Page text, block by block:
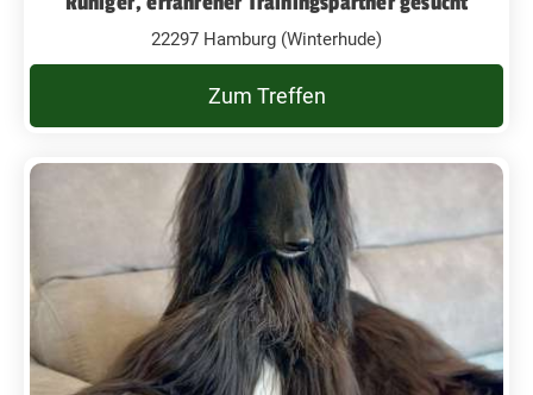
22297 Hamburg (Winterhude)
Zum Treffen